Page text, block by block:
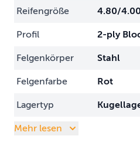
Reifengröße 4.80/
Profil 2-ply
Felgenkörper Stahl
Felgenfarbe Rot
Lagertyp
Mehr lesen